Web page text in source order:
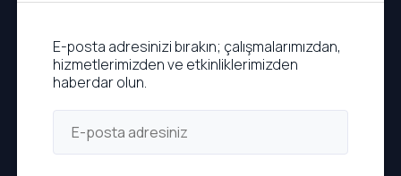
E-posta adresinizi bırakın; çalışmalarımızdan,
hizmetlerimizden ve etkinliklerimizden
haberdar olun.